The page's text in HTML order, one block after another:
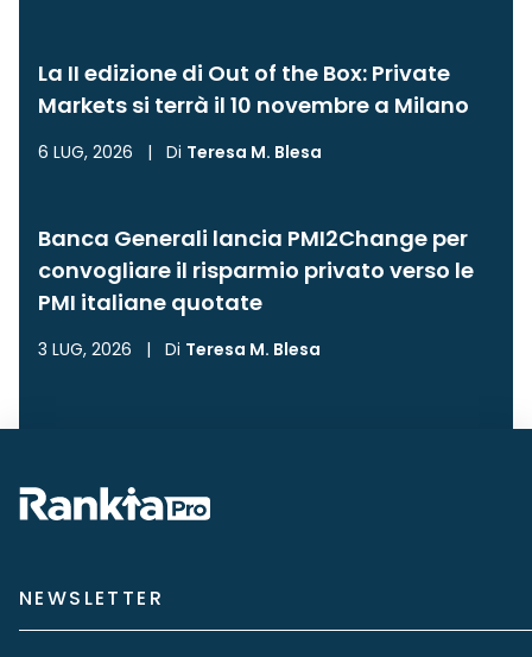
La II edizione di Out of the Box: Private
Markets si terrà il 10 novembre a Milano
6 LUG, 2026 | Di Teresa M. Blesa
Banca Generali lancia PMI2Change per
convogliare il risparmio privato verso le
PMI italiane quotate
3 LUG, 2026 | Di Teresa M. Blesa
NEWSLETTER